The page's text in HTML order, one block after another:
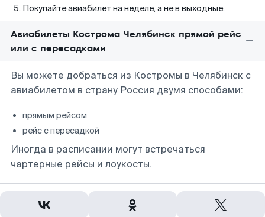
Покупайте авиабилет на неделе, а не в выходные.
Авиабилеты Кострома Челябинск прямой рейс
или с пересадками
Вы можете добраться из Костромы в Челябинск с
авиабилетом в страну Россия двумя способами:
прямым рейсом
рейс с пересадкой
Иногда в расписании могут встречаться
чартерные рейсы и лоукосты.